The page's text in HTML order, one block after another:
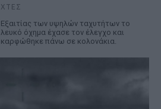
ΧΤΕΣ
Εξαιτίας των υψηλών ταχυτήτων το
λευκό όχημα έχασε τον έλεγχο και
καρφώθηκε πάνω σε κολονάκια.